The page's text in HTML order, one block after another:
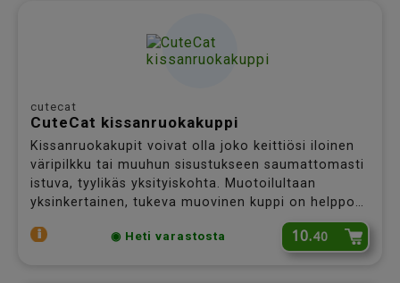
cutecat
CuteCat kissanruokakuppi
Kissanruokakupit voivat olla joko keittiösi iloinen
väripilkku tai muuhun sisustukseen saumattomasti
istuva, tyylikäs yksityiskohta. Muotoilultaan
yksinkertainen, tukeva muovinen kuppi on helppo
pitää puhtaana. Tähän kuppiin te ihastutte
molemmat, sinä ja kissasi!
◉ Heti varastosta 10.40